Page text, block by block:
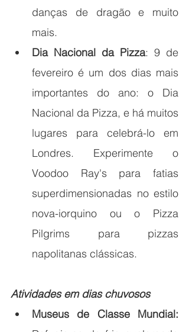
danças de dragão e muito
mais.
Dia Nacional da Pizza: 9 de
fevereiro é um dos dias mais
importantes do ano: o Dia
Nacional da Pizza, e há muitos
lugares para celebrá-lo em
Londres. Experimente o
Voodoo Ray's para fatias
superdimensionadas no estilo
nova-iorquino ou o Pizza
Pilgrims para pizzas
napolitanas clássicas.
Atividades em dias chuvosos
Museus de Classe Mundial: